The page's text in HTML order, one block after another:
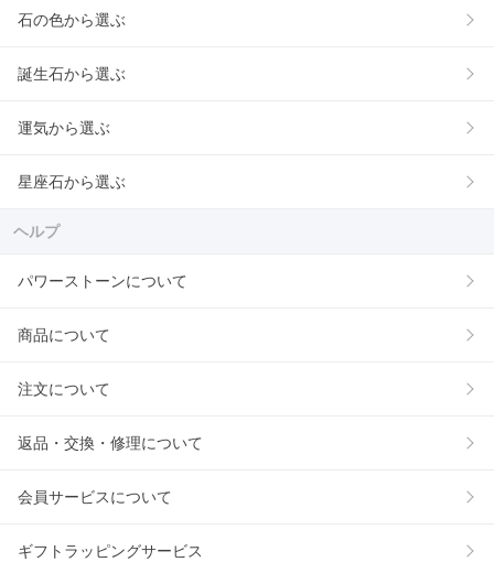
石の色から選ぶ
誕生石から選ぶ
運気から選ぶ
星座石から選ぶ
ヘルプ
パワーストーンについて
商品について
注文について
返品・交換・修理について
会員サービスについて
ギフトラッピングサービス